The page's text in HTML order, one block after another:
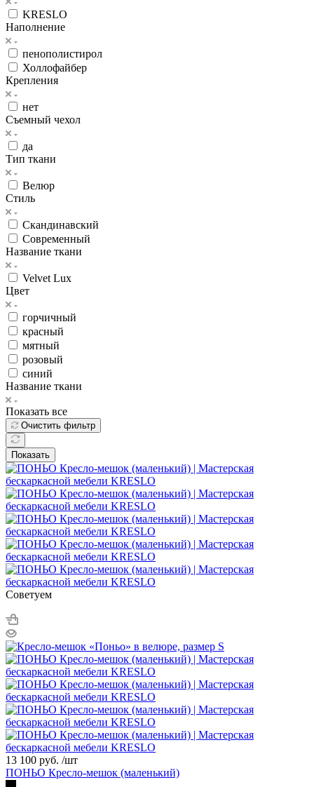
KRESLO
Наполнение
пенополистирол
Холлофайбер
Крепления
нет
Съемный чехол
да
Тип ткани
Велюр
Стиль
Скандинавский
Современный
Название ткани
Velvet Lux
Цвет
горчичный
красный
мятный
розовый
синий
Название ткани
Показать все
Очистить фильтр
Показать
Советуем
13 100 руб. /шт
ПОНЬО Кресло-мешок (маленький)